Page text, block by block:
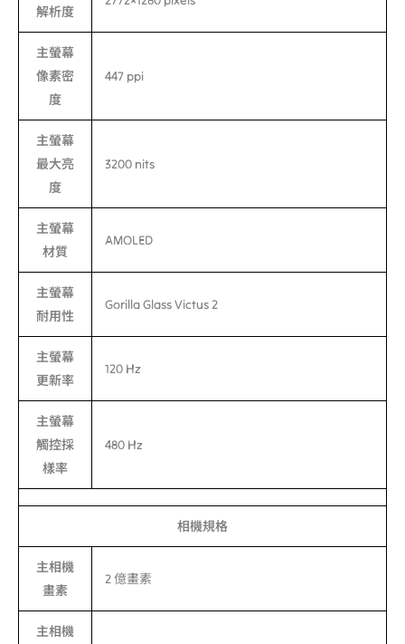
解析度
主螢幕
像素密
度
447 ppi
主螢幕
最大亮
度
3200 nits
主螢幕
材質
AMOLED
主螢幕
耐用性
Gorilla Glass Victus 2
主螢幕
更新率
120 Hz
主螢幕
觸控採
樣率
480 Hz
相機規格
主相機
畫素
2 億畫素
主相機